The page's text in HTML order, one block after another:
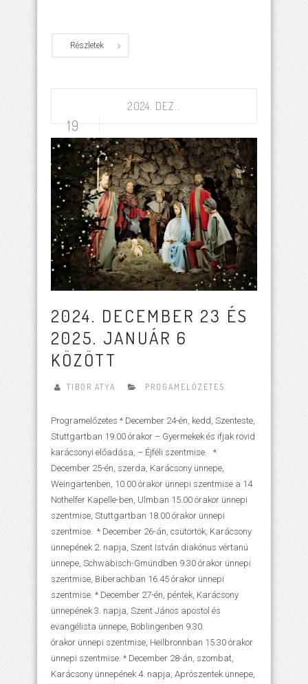
Részletek
2024. DEZ..
19
2024. DECEMBER 23 ÉS
2025. JANUÁR 6
KÖZÖTT
TIBOR ATYA PROGAMELŐZETES
Programelőzetes * December 24-én, kedd, Szenteste,
Stuttgartban 19.00 órakor – Gyermekek és ifjak rövid
karácsonyi előadása, – Éjféli szentmise. *
December 25-én, szerda, Karácsony ünnepe,
Weingartenben, 10.00 órakor ünnepi szentmise a 14
Nothelfer Kapelle-ben, Ulmban 15.00 órakor ünnepi
szentmise, Stuttgartban 18.00 órakor ünnepi
szentmise. * December 26-án, csütörtök, Karácsony
ünnepének 2. napja, Szent István diakónus vértanú
ünnepe, Schwäbisch-Gmündben 9.30 órakor ünnepi
szentmise, Biberachban 16.45 órakor ünnepi
szentmise. * December 27-én, péntek, Karácsony
ünnepének 3. napja, Szent János apostol és
evangélista ünnepe, Böblingenben 9.30.
órakor ünnepi szentmise, Heilbronnban 15.30 órakor
ünnepi szentmise. * December 28-án, szombat,
Karácsony ünnepének 4. napja, Aprószentek ünnepe,